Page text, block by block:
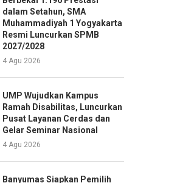
dalam Setahun, SMA
Muhammadiyah 1 Yogyakarta
Resmi Luncurkan SPMB
2027/2028
4 Agu 2026
UMP Wujudkan Kampus
Ramah Disabilitas, Luncurkan
Pusat Layanan Cerdas dan
Gelar Seminar Nasional
4 Agu 2026
Banyumas Siapkan Pemilih